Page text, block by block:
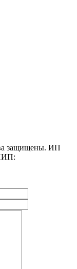
защищены. ИП